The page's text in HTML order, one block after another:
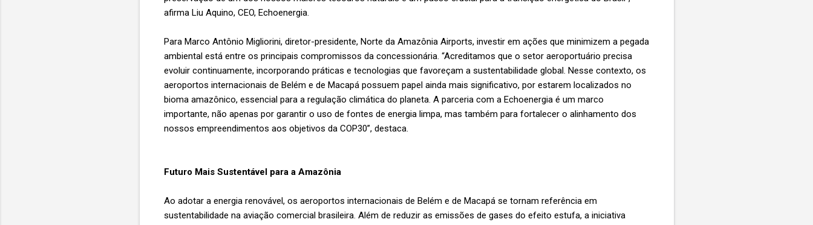
afirma Liu Aquino, CEO, Echoenergia.
Para Marco Antônio Migliorini, diretor-presidente, Norte da Amazônia Airports, investir em ações que minimizem a pegada
ambiental está entre os principais compromissos da concessionária. “Acreditamos que o setor aeroportuário precisa
evoluir continuamente, incorporando práticas e tecnologias que favoreçam a sustentabilidade global. Nesse contexto, os
aeroportos internacionais de Belém e de Macapá possuem papel ainda mais significativo, por estarem localizados no
bioma amazônico, essencial para a regulação climática do planeta. A parceria com a Echoenergia é um marco
importante, não apenas por garantir o uso de fontes de energia limpa, mas também para fortalecer o alinhamento dos
nossos empreendimentos aos objetivos da COP30”, destaca.
Futuro Mais Sustentável para a Amazônia
Ao adotar a energia renovável, os aeroportos internacionais de Belém e de Macapá se tornam referência em
sustentabilidade na aviação comercial brasileira. Além de reduzir as emissões de gases do efeito estufa, a iniciativa